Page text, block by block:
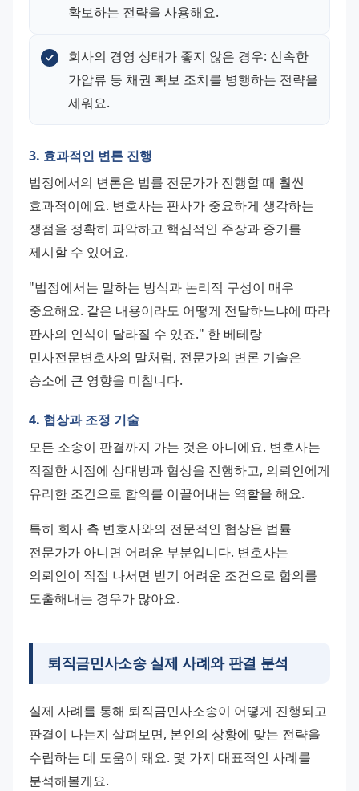
확보하는 전략을 사용해요.
회사의 경영 상태가 좋지 않은 경우: 신속한
가압류 등 채권 확보 조치를 병행하는 전략을
세워요.
3. 효과적인 변론 진행
법정에서의 변론은 법률 전문가가 진행할 때 훨씬
효과적이에요. 변호사는 판사가 중요하게 생각하는
쟁점을 정확히 파악하고 핵심적인 주장과 증거를
제시할 수 있어요.
"법정에서는 말하는 방식과 논리적 구성이 매우
중요해요. 같은 내용이라도 어떻게 전달하느냐에 따라
판사의 인식이 달라질 수 있죠." 한 베테랑
민사전문변호사의 말처럼, 전문가의 변론 기술은
승소에 큰 영향을 미칩니다.
4. 협상과 조정 기술
모든 소송이 판결까지 가는 것은 아니에요. 변호사는
적절한 시점에 상대방과 협상을 진행하고, 의뢰인에게
유리한 조건으로 합의를 이끌어내는 역할을 해요.
특히 회사 측 변호사와의 전문적인 협상은 법률
전문가가 아니면 어려운 부분입니다. 변호사는
의뢰인이 직접 나서면 받기 어려운 조건으로 합의를
도출해내는 경우가 많아요.
퇴직금민사소송 실제 사례와 판결 분석
실제 사례를 통해 퇴직금민사소송이 어떻게 진행되고
판결이 나는지 살펴보면, 본인의 상황에 맞는 전략을
수립하는 데 도움이 돼요. 몇 가지 대표적인 사례를
분석해볼게요.